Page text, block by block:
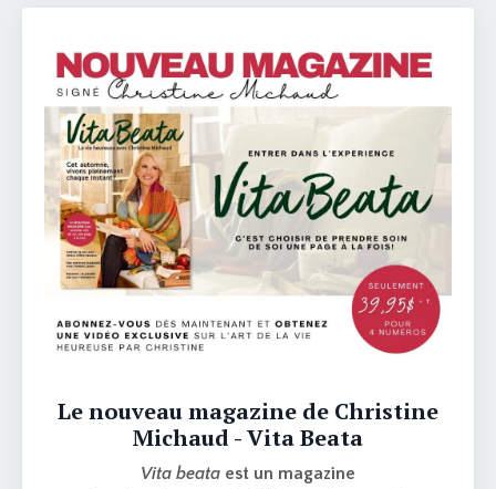
Le nouveau magazine de Christine
Michaud - Vita Beata
Vita beata est un magazine